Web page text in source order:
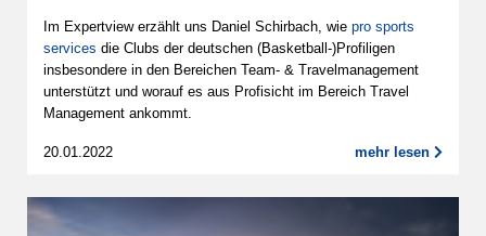
Im Expertview erzählt uns Daniel Schirbach, wie pro sports
services die Clubs der deutschen (Basketball-)Profiligen
insbesondere in den Bereichen Team- & Travelmanagement
unterstützt und worauf es aus Profisicht im Bereich Travel
Management ankommt.
20.01.2022 mehr lesen